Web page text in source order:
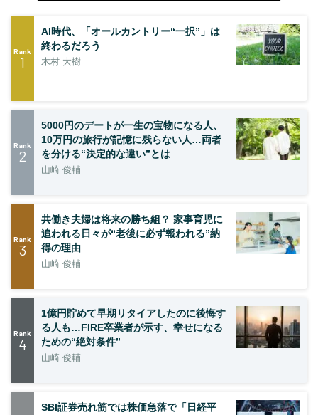
Rank
1
AI時代、「オールカントリー“一択”」は
終わるだろう
木村 大樹
Rank
2
5000円のデートが一生の宝物になる人、
10万円の旅行が記憶に残らない人…両者
を分ける“決定的な違い”とは
山崎 俊輔
Rank
3
共働き夫婦は将来の勝ち組？ 家事育児に
追われる日々が“老後に必ず報われる”納
得の理由
山崎 俊輔
Rank
4
1億円貯めて早期リタイアしたのに後悔す
る人も…FIRE卒業者が示す、幸せになる
ための“絶対条件”
山崎 俊輔
SBI証券売れ筋では株価急落で「日経平